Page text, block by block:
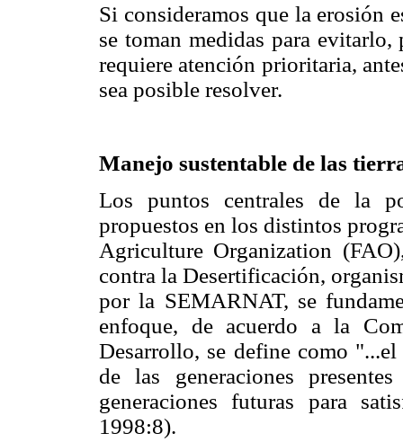
Si consideramos que la erosión
se toman medidas para
requiere atención prioritaria,
sea posible resolver.
Manejo sustentable de las
Los puntos centrales de la
propuestos en los distintos
Agriculture Organization
contra la Desertificación,
por la SEMARNAT, se
enfoque, de acuerdo a la
Desarrollo, se define como "...el
de las generaciones
generaciones futuras para
1998:8).